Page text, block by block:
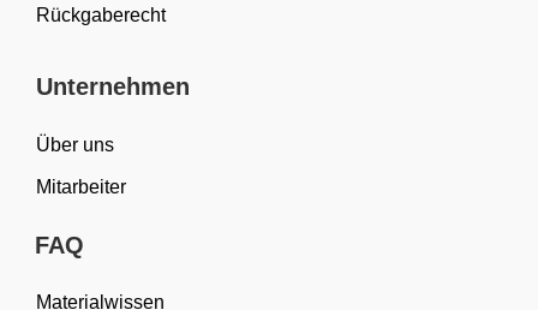
Rückgaberecht
Unternehmen
Über uns
Mitarbeiter
FAQ
Materialwissen